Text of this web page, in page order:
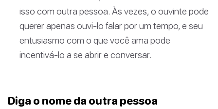
isso com outra pessoa. Às vezes, o ouvinte pode
querer apenas ouvi-lo falar por um tempo, e seu
entusiasmo com o que você ama pode
incentivá-lo a se abrir e conversar.
Diga o nome da outra pessoa